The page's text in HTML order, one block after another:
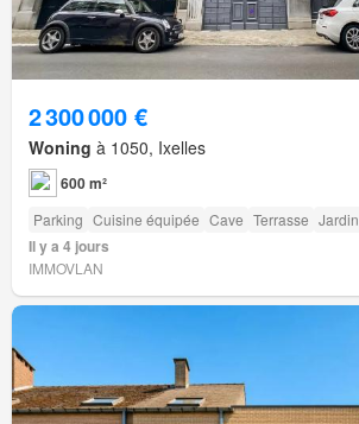
2 300 000 €
Woning à 1050, Ixelles
600 m²
Parking Cuisine équipée Cave Terrasse Jardin
Il y a 4 jours
IMMOVLAN